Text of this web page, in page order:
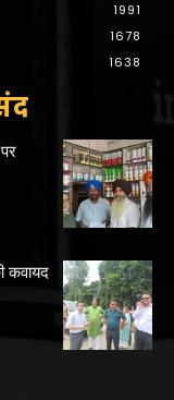
1991
1678
1638
कवायद